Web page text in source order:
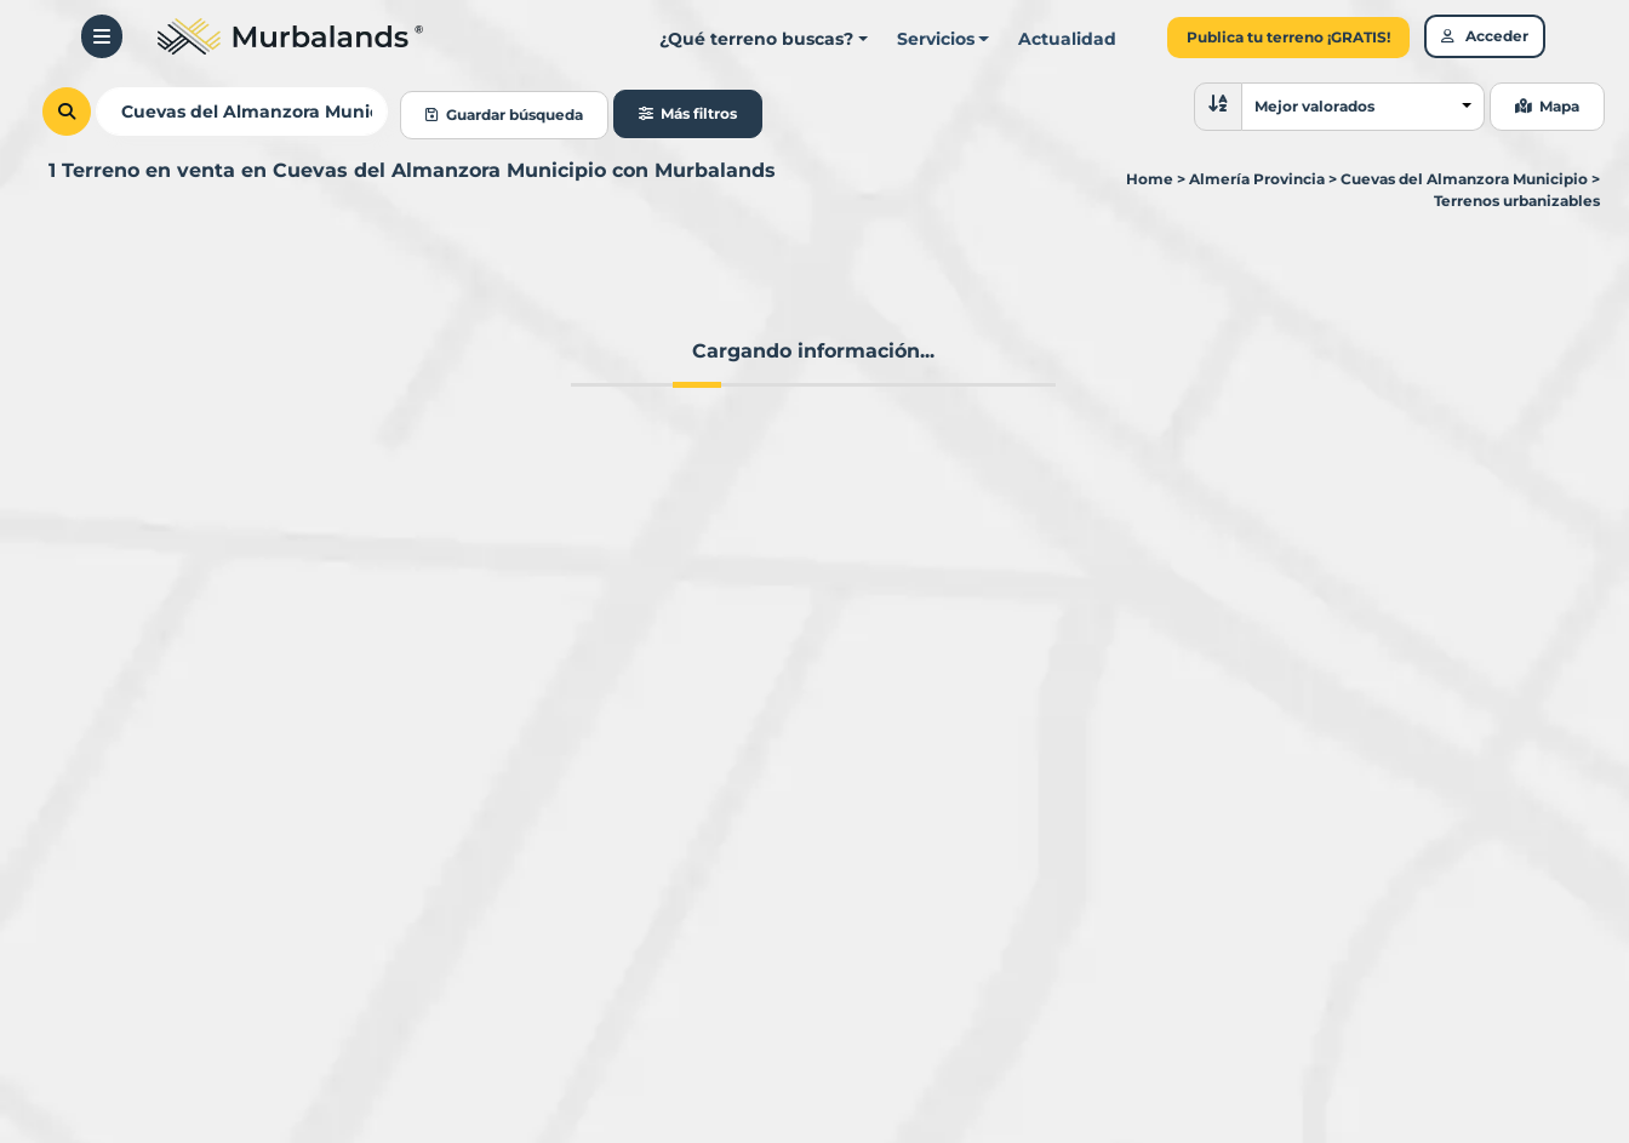
¿Qué terreno buscas? Servicios Actualidad Publica tu terreno ¡GRATIS! Acceder
Guardar búsqueda Más filtros
Ordenar resultados
Mejor valorados Mapa
1 Terreno en venta en Cuevas del Almanzora Municipio con Murbalands Home > Almería Provincia > Cuevas del Almanzora Municipio >
Terrenos urbanizables
Cargando información...